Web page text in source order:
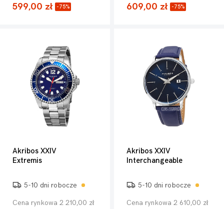
599,00 zł -75% 609,00 zł -75%
Akribos XXIV
Extremis
5-10 dni robocze
Cena rynkowa 2 210,00 zł
Akribos XXIV
Interchangeable
5-10 dni robocze
Cena rynkowa 2 610,00 zł